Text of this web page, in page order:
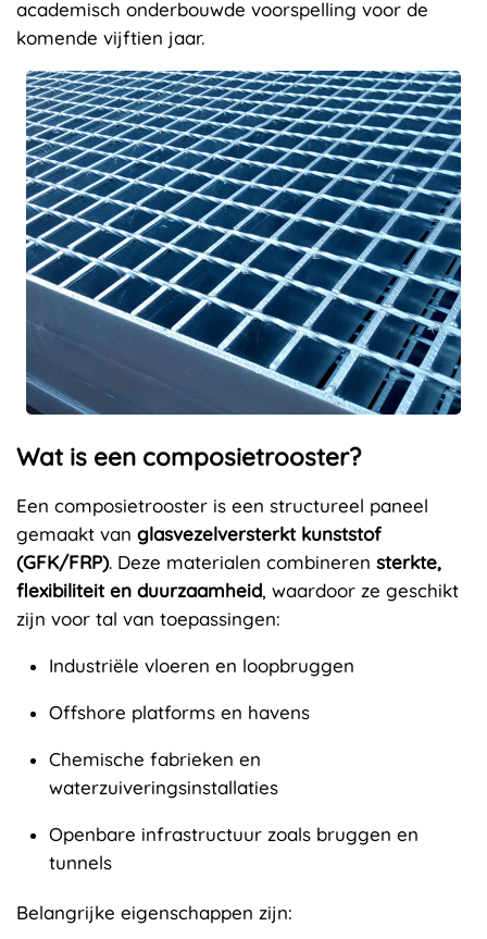
academisch onderbouwde voorspelling voor de
komende vijftien jaar.
Wat is een composietrooster?
Een composietrooster is een structureel paneel
gemaakt van glasvezelversterkt kunststof
(GFK/FRP). Deze materialen combineren sterkte,
flexibiliteit en duurzaamheid, waardoor ze geschikt
zijn voor tal van toepassingen:
Industriële vloeren en loopbruggen
Offshore platforms en havens
Chemische fabrieken en
waterzuiveringsinstallaties
Openbare infrastructuur zoals bruggen en
tunnels
Belangrijke eigenschappen zijn: